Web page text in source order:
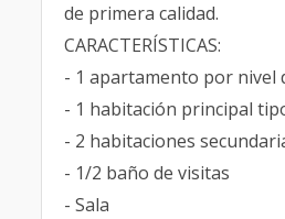
de primera calidad.
CARACTERÍSTICAS:
- 1 apartamento por nivel
- 1 habitación principal
- 2 habitaciones
- 1/2 baño de visitas
- Sala